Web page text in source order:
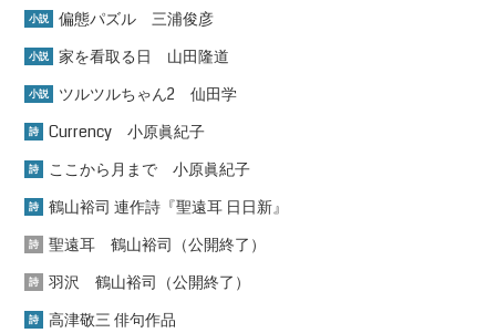
小説 偏態パズル 三浦俊彦
小説 家を看取る日 山田隆道
小説 ツルツルちゃん2 仙田学
詩 Currency 小原眞紀子
詩 ここから月まで 小原眞紀子
詩 鶴山裕司 連作詩『聖遠耳 日日新』
詩 聖遠耳 鶴山裕司（公開終了）
詩 羽沢 鶴山裕司（公開終了）
詩 高津敬三 俳句作品